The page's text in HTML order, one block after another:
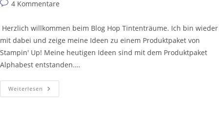
Beitrags-
4 Kommentare
Herzlich willkommen beim Blog Hop Tintenträume. Ich bin wieder
mit dabei und zeige meine Ideen zu einem Produktpaket von
Stampin' Up! Meine heutigen Ideen sind mit dem Produktpaket
Alphabest entstanden.…
Weiterlesen Produktpaket
Alphabest